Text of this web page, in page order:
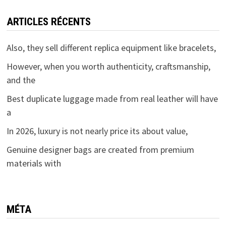
ARTICLES RÉCENTS
Also, they sell different replica equipment like bracelets,
However, when you worth authenticity, craftsmanship,
and the
Best duplicate luggage made from real leather will have
a
In 2026, luxury is not nearly price its about value,
Genuine designer bags are created from premium
materials with
MÉTA